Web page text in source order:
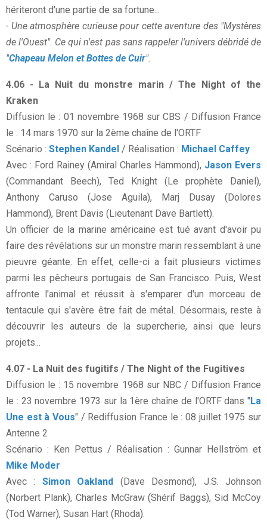
hériteront d'une partie de sa fortune...
- Une atmosphère curieuse pour cette aventure des "Mystères
de l'Ouest". Ce qui n'est pas sans rappeler l'univers débridé de
"Chapeau Melon et Bottes de Cuir".
4.06 - La Nuit du monstre marin / The Night of the
Kraken
Diffusion le : 01 novembre 1968 sur CBS / Diffusion France
le : 14 mars 1970 sur la 2ème chaîne de l'ORTF
Scénario : Stephen Kandel / Réalisation : Michael Caffey
Avec : Ford Rainey (Amiral Charles Hammond), Jason Evers
(Commandant Beech), Ted Knight (Le prophète Daniel),
Anthony Caruso (Jose Aguila), Marj Dusay (Dolores
Hammond), Brent Davis (Lieutenant Dave Bartlett).
Un officier de la marine américaine est tué avant d'avoir pu
faire des révélations sur un monstre marin ressemblant à une
pieuvre géante. En effet, celle-ci a fait plusieurs victimes
parmi les pêcheurs portugais de San Francisco. Puis, West
affronte l'animal et réussit à s'emparer d'un morceau de
tentacule qui s'avère être fait de métal. Désormais, reste à
découvrir les auteurs de la supercherie, ainsi que leurs
projets...
4.07 - La Nuit des fugitifs / The Night of the Fugitives
Diffusion le : 15 novembre 1968 sur NBC / Diffusion France
le : 23 novembre 1973 sur la 1ère chaîne de l'ORTF dans "La
Une est à Vous" / Rediffusion France le : 08 juillet 1975 sur
Antenne 2
Scénario : Ken Pettus / Réalisation : Gunnar Hellström et
Mike Moder
Avec : Simon Oakland (Dave Desmond), J.S. Johnson
(Norbert Plank), Charles McGraw (Shérif Baggs), Sid McCoy
(Tod Warner), Susan Hart (Rhoda).